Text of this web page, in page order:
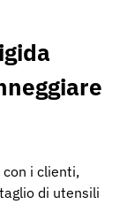
i clienti,
di utensili